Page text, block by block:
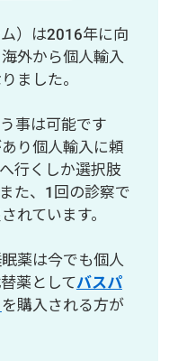
）は2016年に向
外から個人輸入
ました。
事は可能です
り個人輸入に頼
行くしか選択肢
た、1回の診察で
れています。
薬は今でも個人
薬としてバスパ
を購入される方が